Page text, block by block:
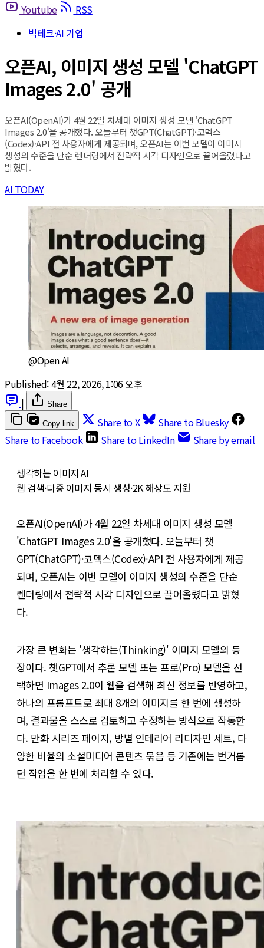
Youtube
RSS
빅테크·AI 기업
오픈AI, 이미지 생성 모델 'ChatGPT
Images 2.0' 공개
오픈AI(OpenAI)가 4월 22일 차세대 이미지 생성 모델 'ChatGPT
Images 2.0'을 공개했다. 오늘부터 챗GPT(ChatGPT)·코덱스
(Codex)·API 전 사용자에게 제공되며, 오픈AI는 이번 모델이 이미지
생성의 수준을 단순 렌더링에서 전략적 시각 디자인으로 끌어올렸다고
밝혔다.
AI TODAY
@Open AI
Published:4월 22, 2026, 1:06 오후
|
Share
Copy link Share to X
Share to Bluesky
Share to Facebook
Share to LinkedIn Share by email
생각하는 이미지 AI
웹 검색·다중 이미지 동시 생성·2K 해상도 지원
오픈AI(OpenAI)가 4월 22일 차세대 이미지 생성 모델
'ChatGPT Images 2.0'을 공개했다. 오늘부터 챗
GPT(ChatGPT)·코덱스(Codex)·API 전 사용자에게 제공
되며, 오픈AI는 이번 모델이 이미지 생성의 수준을 단순
렌더링에서 전략적 시각 디자인으로 끌어올렸다고 밝혔
다.
가장 큰 변화는 '생각하는(Thinking)' 이미지 모델의 등
장이다. 챗GPT에서 추론 모델 또는 프로(Pro) 모델을 선
택하면 Images 2.0이 웹을 검색해 최신 정보를 반영하고,
하나의 프롬프트로 최대 8개의 이미지를 한 번에 생성하
며, 결과물을 스스로 검토하고 수정하는 방식으로 작동한
다. 만화 시리즈 페이지, 방별 인테리어 리디자인 세트, 다
양한 비율의 소셜미디어 콘텐츠 묶음 등 기존에는 번거롭
던 작업을 한 번에 처리할 수 있다.